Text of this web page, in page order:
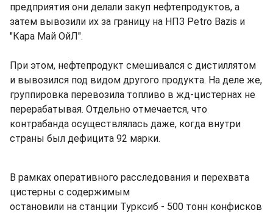
предприятия они делали закуп нефтепродуктов, а
затем вывозили их за границу на НПЗ Petro Bazis и
"Кара Май ОйЛ".
При этом, нефтепродукт смешивался с дистиллятом
и вывозился под видом другого продукта. На деле же,
группировка перевозила топливо в жд-цистернах не
перерабатывая. Отдельно отмечается, что
контрабанда осуществлялась даже, когда внутри
страны был дефицита 92 марки.
В рамках оперативного расследования и перехвата
цистерны с содержимым
остановили на станции Турксиб - 500 тонн конфисков